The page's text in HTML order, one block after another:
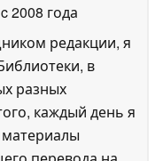
c 2008 года
редакции, я
в
разных
каждый день я